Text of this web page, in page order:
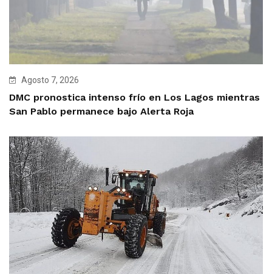
Agosto 7, 2026
DMC pronostica intenso frío en Los Lagos mientras
San Pablo permanece bajo Alerta Roja